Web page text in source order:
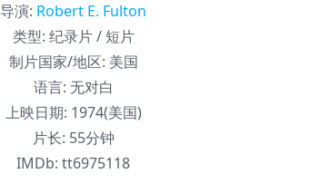
导演: Robert E. Fulton
类型: 纪录片 / 短片
制片国家/地区: 美国
语言: 无对白
上映日期: 1974(美国)
片长: 55分钟
IMDb: tt6975118